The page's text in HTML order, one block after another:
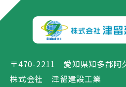
〒470-2211 愛知県知多郡阿
株式会社 津留建設工業